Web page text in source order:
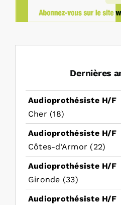
Dernières
Audioprothésiste H/F
Cher (18)
Audioprothésiste H/F
Côtes-d'Armor (22)
Audioprothésiste H/F
Gironde (33)
Audioprothésiste H/F